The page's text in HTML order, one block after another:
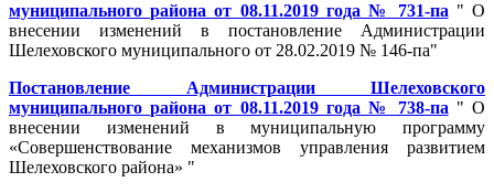
муниципального района от 08.11.2019 года № 731-па " О
внесении изменений в постановление Администрации
Шелеховского муниципального от 28.02.2019 № 146-па"
Постановление Администрации Шелеховского
муниципального района от 08.11.2019 года № 738-па " О
внесении изменений в муниципальную программу
«Совершенствование механизмов управления развитием
Шелеховского района» "